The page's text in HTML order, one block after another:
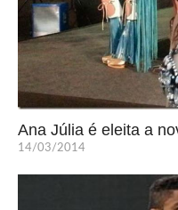
Ana Júlia é eleita a
14/03/2014